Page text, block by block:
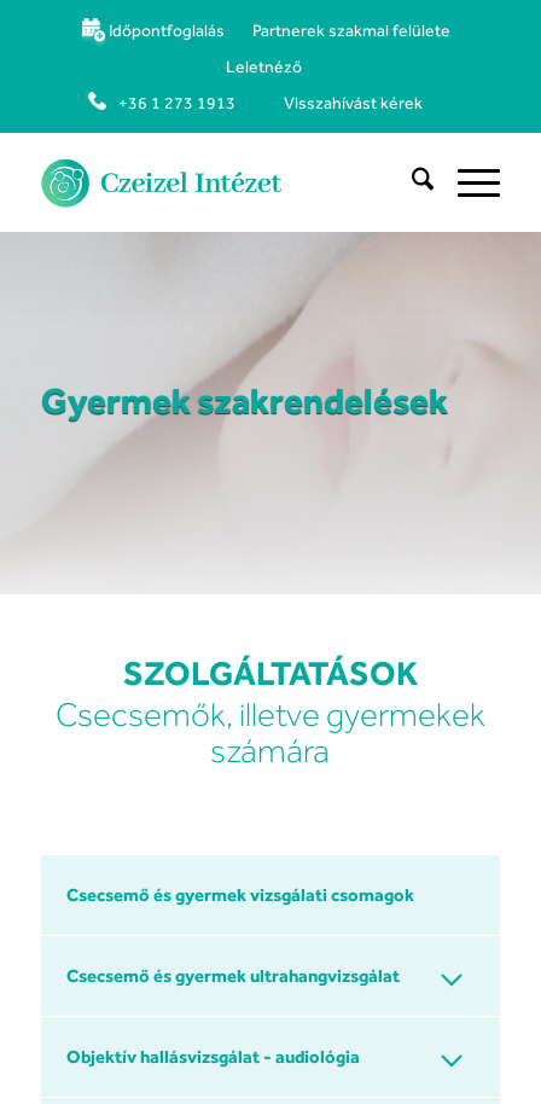
Időpontfoglalás
Partnerek szakmai felülete
Leletnéző
+36 1 273 1913
Visszahívást kérek
Gyermek szakrendelések
SZOLGÁLTATÁSOK
Csecsemők, illetve gyermekek
számára
Csecsemő és gyermek vizsgálati csomagok
Csecsemő és gyermek ultrahangvizsgálat
Objektív hallásvizsgálat - audiológia